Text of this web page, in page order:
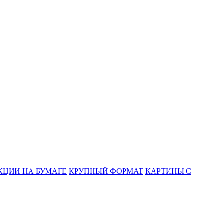
НА БУМАГЕ КРУПНЫЙ ФОРМАТ КАРТИНЫ С